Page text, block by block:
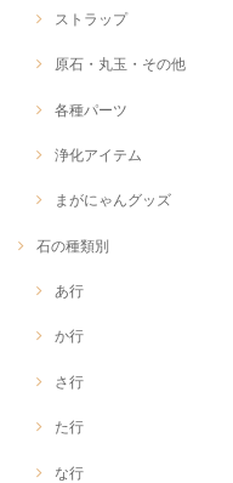
ストラップ
原石・丸玉・その他
各種パーツ
浄化アイテム
まがにゃんグッズ
石の種類別
あ行
か行
さ行
た行
な行